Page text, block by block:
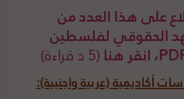
على هذا العدد من
الحقوقي لفلسطين
(5 د قراءة)
أكاديمية (عربية واجنبية):